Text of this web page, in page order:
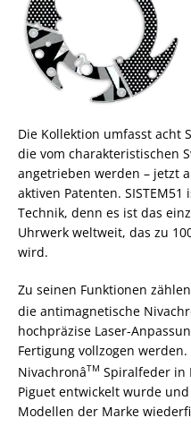
Die Kollektion umfasst acht
die vom charakteristischen
angetrieben werden – jetzt
aktiven Patenten.
Technik, denn es ist das
Uhrwerk weltweit, das zu
wird.
Zu seinen Funktionen
die antimagnetische
hochpräzise Laser-
Fertigung vollzogen
NivachronâTM Spiralfeder in
Piguet entwickelt wurde
Modellen der Marke